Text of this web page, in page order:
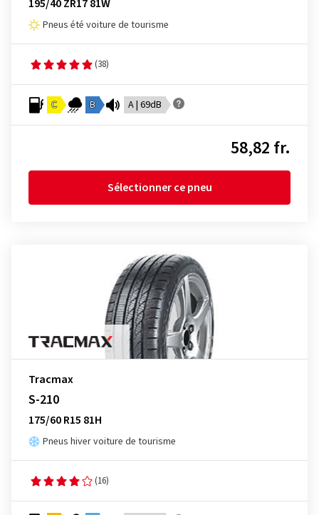
195/40 ZR17 81W
Pneus été voiture de tourisme
(38)
C B A | 69dB
58,82 fr.
Sélectionner ce pneu
Tracmax
S-210
175/60 R15 81H
Pneus hiver voiture de tourisme
(16)